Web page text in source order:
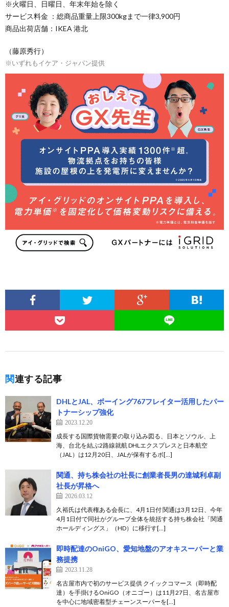
※火曜日、日曜日、年末年始を除く
サービス料金 ：総商品重量上限300kgまで一律3,900円
商品出荷店舗：IKEA 港北
（藤原秀行）
※いずれもイケア・ジャパン提供
関連する記事
DHLとJAL、ボーイング767フレイター活用したパー
トナーシップ強化
2023.12.20
成長する国際貨物需要の取り込み図る、日本とソウル、上
海、台北を結ぶ2路線就航 DHLエクスプレスと日本航空
（JAL）は12月20日、JALが保有するボ[…]
関通、持ち株会社の社長に創業者長男の達城利卓副
社長が昇格へ
2026.03.12
久裕氏は代表権ある会長に、4月1日付 関通は3月12日、今年
4月1日付で同社がグループ全体を統括する持ち株会社「関通
ホールディングス」（HD）に移行す[…]
即時配達のOniGO、愛知地盤のアオキスーパーと業
務提携
2023.11.28
名古屋市内で初のサービス提供 クイックコマース（即時配
達）を手掛けるOniGO（オニゴー）は11月27日、名古屋市
を中心に地域密着型チェーンスーパーを[…]